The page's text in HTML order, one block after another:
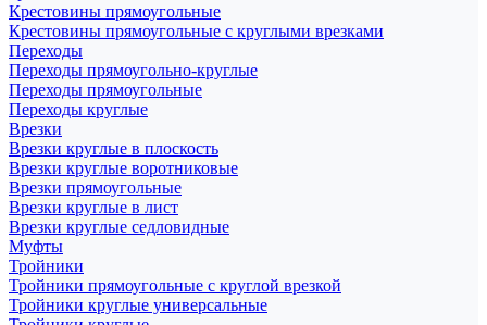
Крестовины прямоугольные
Крестовины прямоугольные с круглыми врезками
Переходы
Переходы прямоугольно-круглые
Переходы прямоугольные
Переходы круглые
Врезки
Врезки круглые в плоскость
Врезки круглые воротниковые
Врезки прямоугольные
Врезки круглые в лист
Врезки круглые седловидные
Муфты
Тройники
Тройники прямоугольные с круглой врезкой
Тройники круглые универсальные